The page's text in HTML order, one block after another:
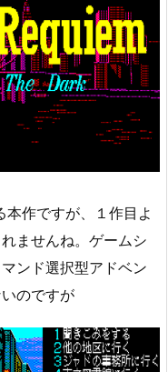
作ですが、１作目よ
ませんね。ゲームシ
ンド選択型アドベン
のですが